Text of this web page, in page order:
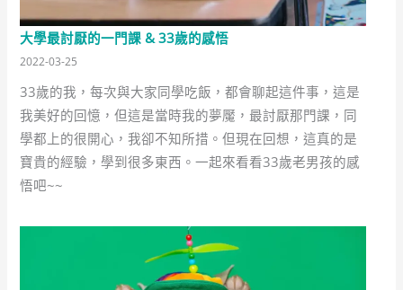
大學最討厭的一門課 & 33歲的感悟
2022-03-25
33歲的我，每次與大家同學吃飯，都會聊起這件事，這是
我美好的回憶，但這是當時我的夢魘，最討厭那門課，同
學都上的很開心，我卻不知所措。但現在回想，這真的是
寶貴的經驗，學到很多東西。一起來看看33歲老男孩的感
悟吧~~